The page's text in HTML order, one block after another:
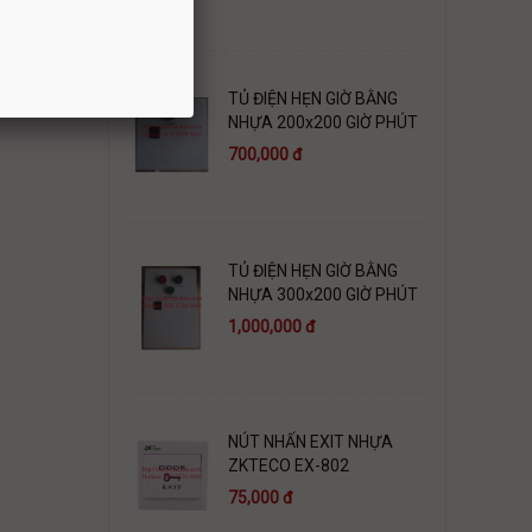
TỦ ĐIỆN HẸN GIỜ BẰNG
NHỰA 200x200 GIỜ PHÚT
700,000 đ
TỦ ĐIỆN HẸN GIỜ BẰNG
NHỰA 300x200 GIỜ PHÚT
1,000,000 đ
NÚT NHẤN EXIT NHỰA
ZKTECO EX-802
75,000 đ